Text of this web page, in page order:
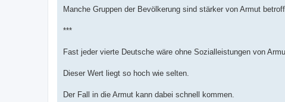
Manche Gruppen der Bevölkerung sind stärker von Armut
***
Fast jeder vierte Deutsche wäre ohne Sozialleistungen von
Dieser Wert liegt so hoch wie selten.
Der Fall in die Armut kann dabei schnell kommen.